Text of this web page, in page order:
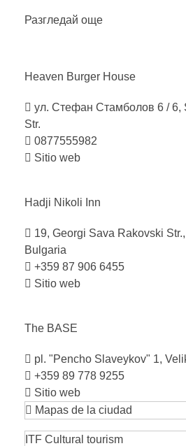
Разгледай още
Heaven Burger House
ул. Стефан Стамболов 6 / 6,
Str.
0877555982
Sitio web
Hadji Nikoli Inn
19, Georgi Sava Rakovski
Bulgaria
+359 87 906 6455
Sitio web
The BASE
pl. "Pencho Slaveykov" 1,
+359 89 778 9255
Sitio web
Mapas de la ciudad
ITF Cultural tourism